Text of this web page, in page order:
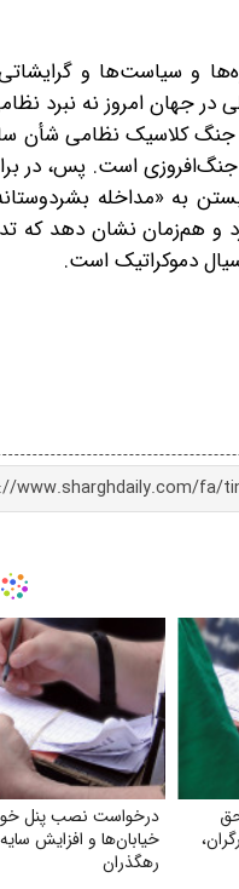
و سیاست‌ها و
جهان امروز نه نبرد
کلاسیک نظامی شأن
است. پس، در
به «مداخله
و هم‌زمان نشان دهد که
دموکراتیک است.
درخواست نصب پنل
خیابان‌ها و افزایش
رهگذران